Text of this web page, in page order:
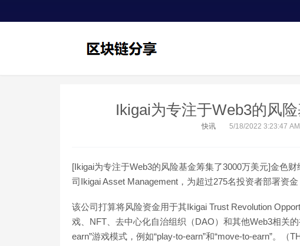
Ikigai为专注于Web3的风
快讯 5/18/2022 3:23:47 AM
[Ikigai为专注于Web3的风险基金筹集了3000万美元]金色
司Ikigai Asset Management，为超过275名投资者部署资
该公司打算将风险资金用于其Ikigai Trust Revolution
戏、NFT、去中心化自治组织（DAO）和其他Web3相关
earn”游戏模式，例如“play-to-earn”和“move-to-earn”。（